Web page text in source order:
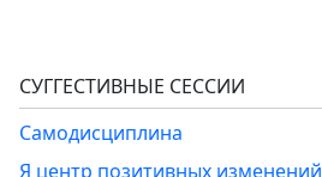
СУГГЕСТИВНЫЕ СЕССИИ
Самодисциплина
Я центр позитивных изменений